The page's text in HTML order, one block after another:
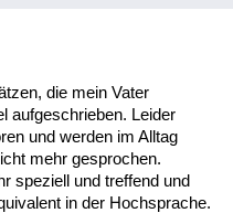
die mein Vater
aufgeschrieben. Leider
und werden im Alltag
mehr gesprochen.
speziell und treffend und
in der Hochsprache.